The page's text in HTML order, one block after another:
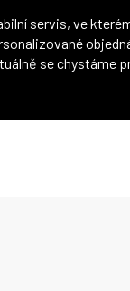
servis, ve
se chystáme